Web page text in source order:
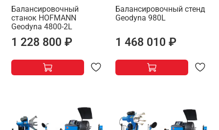
Балансировочный
станок HOFMANN
Geodyna 4800-2L
1 228 800 ₽
Балансировочный стенд
Geodyna 980L
1 468 010 ₽